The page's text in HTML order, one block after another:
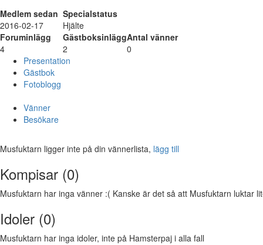
Medlem sedan Specialstatus
2016-02-17
Hjälte
Foruminlägg
GästboksinläggAntal vänner
4
2
0
Presentation
Gästbok
Fotoblogg
Vänner
Besökare
Musfuktarn ligger inte på din vännerlista, lägg till
Kompisar (0)
Musfuktarn har inga vänner :( Kanske är det så att Musfuktarn luktar
Idoler (0)
Musfuktarn har inga idoler, inte på Hamsterpaj i alla fall